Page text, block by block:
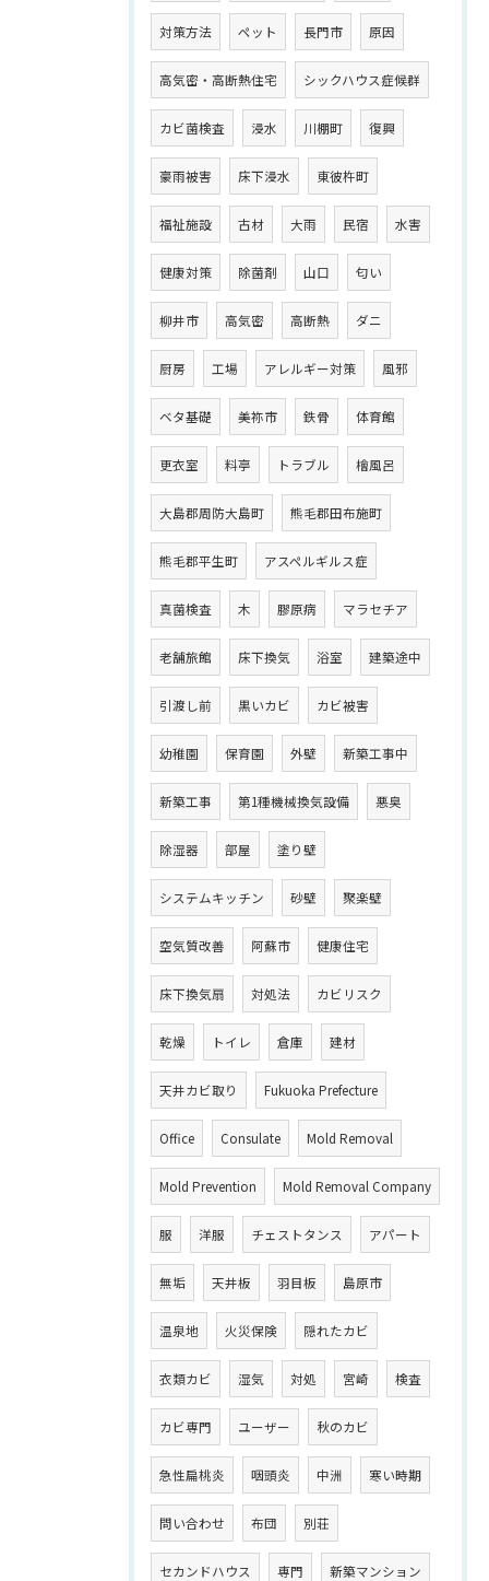
対策方法 ペット 長門市 原因
高気密・高断熱住宅 シックハウス症候群
カビ菌検査 浸水 川棚町 復興
豪雨被害 床下浸水 東彼杵町
福祉施設 古材 大雨 民宿 水害
健康対策 除菌剤 山口 匂い
柳井市 高気密 高断熱 ダニ
厨房 工場 アレルギー対策 風邪
ベタ基礎 美祢市 鉄骨 体育館
更衣室 料亭 トラブル 檜風呂
大島郡周防大島町 熊毛郡田布施町
熊毛郡平生町 アスペルギルス症
真菌検査 木 膠原病 マラセチア
老舗旅館 床下換気 浴室 建築途中
引渡し前 黒いカビ カビ被害
幼稚園 保育園 外壁 新築工事中
新築工事 第1種機械換気設備 悪臭
除湿器 部屋 塗り壁
システムキッチン 砂壁 聚楽壁
空気質改善 阿蘇市 健康住宅
床下換気扇 対処法 カビリスク
乾燥 トイレ 倉庫 建材
天井カビ取り Fukuoka Prefecture
Office Consulate Mold Removal
Mold Prevention Mold Removal Company
服 洋服 チェストタンス アパート
無垢 天井板 羽目板 島原市
温泉地 火災保険 隠れたカビ
衣類カビ 湿気 対処 宮崎 検査
カビ専門 ユーザー 秋のカビ
急性扁桃炎 咽頭炎 中洲 寒い時期
問い合わせ 布団 別荘
セカンドハウス 専門 新築マンション